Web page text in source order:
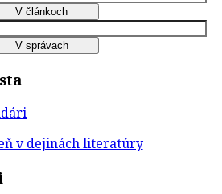
v dejinách literatúry